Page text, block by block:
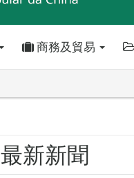
商務及貿易
最新新聞